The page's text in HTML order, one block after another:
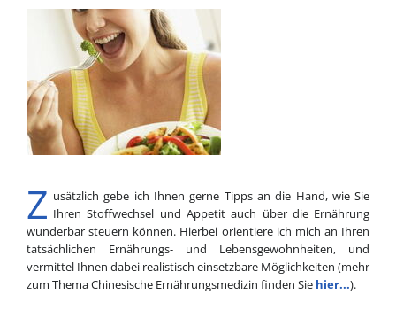
Z usätzlich gebe ich Ihnen gerne Tipps an die Hand, wie Sie
Ihren Stoffwechsel und Appetit auch über die Ernährung
wunderbar steuern können. Hierbei orientiere ich mich an Ihren
tatsächlichen Ernährungs- und Lebensgewohnheiten, und
vermittel Ihnen dabei realistisch einsetzbare Möglichkeiten (mehr
zum Thema Chinesische Ernährungsmedizin finden Sie hier...).